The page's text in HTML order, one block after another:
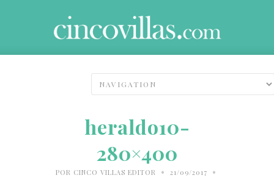
heraldo10-
280×400
POR CINCO VILLAS EDITOR • 21/09/2017 •